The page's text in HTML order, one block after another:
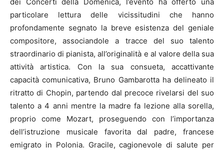
particolare lettura delle vicissitudini che hanno
profondamente segnato la breve esistenza del geniale
compositore, associandole a tracce del suo talento
straordinario di pianista, all’originalità e al valore della sua
attività artistica. Con la sua consueta, accattivante
capacità comunicativa, Bruno Gambarotta ha delineato il
ritratto di Chopin, partendo dal precoce rivelarsi del suo
talento a 4 anni mentre la madre fa lezione alla sorella,
proprio come Mozart, proseguendo con l’importanza
dell’istruzione musicale favorita dal padre, francese
emigrato in Polonia. Gracile, cagionevole di salute per